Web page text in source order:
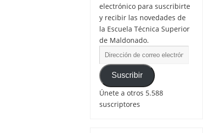
electrónico para suscribirte
y recibir las novedades de
la Escuela Técnica Superior
de Maldonado.
Suscribir
Únete a otros 5.588
suscriptores